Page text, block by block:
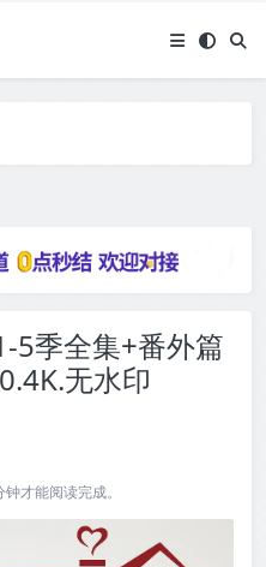
5季全集+番外篇
无水印
才能阅读完成。